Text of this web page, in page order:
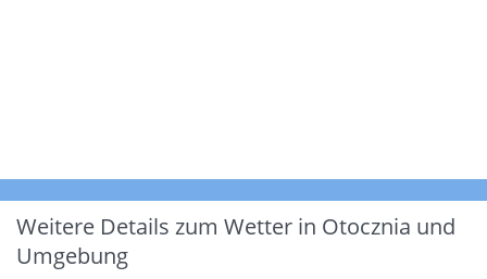
Weitere Details zum Wetter in Otocznia und
Umgebung